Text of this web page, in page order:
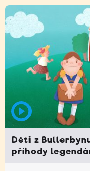
Děti z
příhody